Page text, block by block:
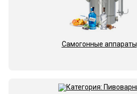
Самогонные аппараты